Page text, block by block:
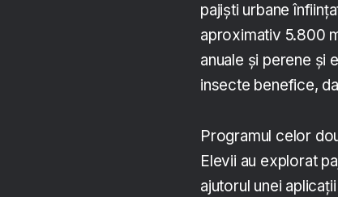
pajiști urbane
aproximativ 5.800
anuale și perene și
insecte benefice,
Programul celor
Elevii au explorat
ajutorul unei